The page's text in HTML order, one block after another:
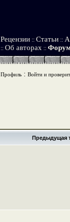
Рецензии :: Статьи ::
:: Об авторах ::
Профиль: Войти и
Предыдущая